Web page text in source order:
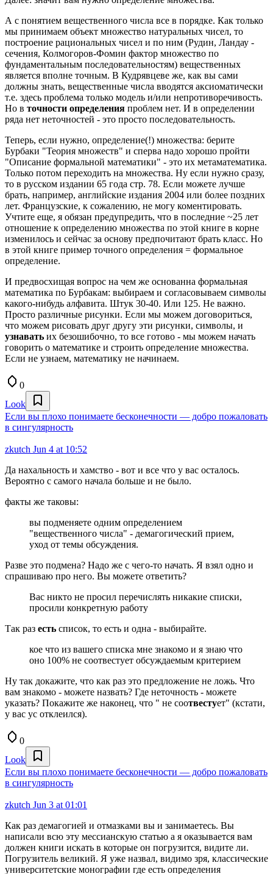
А с понятием вещественного числа все в порядке. Как только
мы принимаем объект множество натуральных чисел, то
построение рациональных чисел и по ним (Рудин, Ландау -
сечения, Колмогоров-Фомин фактор множество по
фундаментальным последовательностям) вещественных
является вполне точным. В Кудрявцеве же, как вы сами
должны знать, вещественные числа вводятся аксиоматически
т.е. здесь проблема только модель и/или непротиворечивость.
Но в точности определения проблем нет. И в определении
ряда нет неточностей - это просто последовательность.
Теперь, если нужно, определение(!) множества: берите
Бурбаки "Теория множеств" и сперва надо хорошо пройти
"Описание формальной математики" - это их метаматематика.
Только потом переходить на множества. Ну если нужно сразу,
то в русском издании 65 года стр. 78. Если можете лучше
брать, например, английские издания 2004 или более поздних
лет. Французские, к сожалению, не могу коментировать.
Учтите еще, я обязан предупредить, что в последние ~25 лет
отношение к определению множества по этой книге в корне
изменилось и сейчас за основу предпочитают брать класс. Но
в этой книге пример точного определения = формальное
определение.
И предвосхищая вопрос на чем же основанна формальная
математика по Бурбакам: выбираем и согласовываем символы
какого-нибудь алфавита. Штук 30-40. Или 125. Не важно.
Просто различные рисунки. Если мы можем договориться,
что можем рисовать друг другу эти рисунки, символы, и
узнавать их безошибочно, то все готово - мы можем начать
говорить о математике и строить определение множества.
Если не узнаем, математику не начинаем.
0
Look
Если вы плохо понимаете бесконечности — добро пожаловать
в сингулярность
zkutch Jun 4 at 10:52
Да нахальность и хамство - вот и все что у вас осталось.
Вероятно с самого начала больше и не было.
факты же таковы:
вы подменяете одним определением
"вещественного числа" - демагогический прием,
уход от темы обсуждения.
Разве это подмена? Надо же c чего-то начать. Я взял одно и
спрашиваю про него. Вы можете ответить?
Вас никто не просил перечислять никакие списки,
просили конкретную работу
Так раз есть список, то есть и одна - выбирайте.
кое что из вашего списка мне знакомо и я знаю что
оно 100% не соотвестует обсуждаемым критерием
Ну так докажите, что как раз это предложение не ложь. Что
вам знакомо - можете назвать? Где неточность - можете
указать? Покажите же наконец, что " не соотвестует" (кстати,
у вас ус отклеился).
0
Look
Если вы плохо понимаете бесконечности — добро пожаловать
в сингулярность
zkutch Jun 3 at 01:01
Как раз демагогией и отмазками вы и занимаетесь. Вы
написали всю эту мессианскую статью а я оказывается вам
должен книги искать в которые он погрузится, видите ли.
Погрузитель великий. Я уже назвал, видимо зря, классические
университетские монографии где есть определения